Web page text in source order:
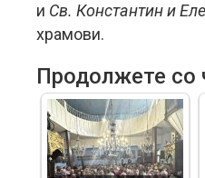
и Св. Константин и
храмови.
Продолжете со